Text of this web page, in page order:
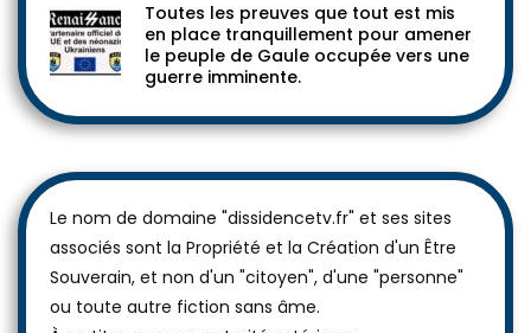
Toutes les preuves que tout est mis
en place tranquillement pour amener
le peuple de Gaule occupée vers une
guerre imminente.
Le nom de domaine "dissidencetv.fr" et ses sites
associés sont la Propriété et la Création d'un Être
Souverain, et non d'un "citoyen", d'une "personne"
ou toute autre fiction sans âme.